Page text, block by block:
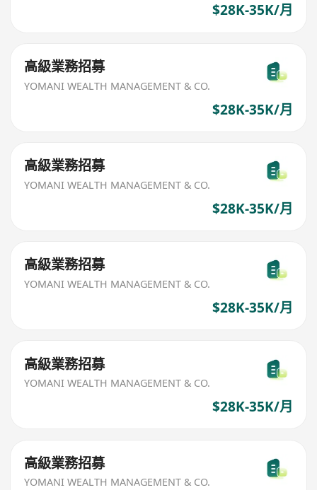
$28K-35K/月
高級業務招募
YOMANI WEALTH MANAGEMENT & CO.
$28K-35K/月
高級業務招募
YOMANI WEALTH MANAGEMENT & CO.
$28K-35K/月
高級業務招募
YOMANI WEALTH MANAGEMENT & CO.
$28K-35K/月
高級業務招募
YOMANI WEALTH MANAGEMENT & CO.
$28K-35K/月
高級業務招募
YOMANI WEALTH MANAGEMENT & CO.